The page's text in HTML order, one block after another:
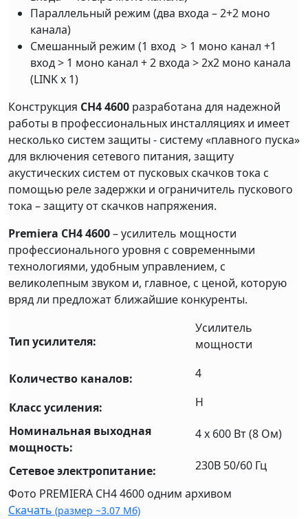
Параллельный режим (два входа – 2+2 моно
канала)
Смешанный режим (1 вход > 1 моно канал +1
вход > 1 моно канал + 2 входа > 2х2 моно канала
(LINK х 1)
Конструкция CH4 4600 разработана для надежной
работы в профессиональных инсталляциях и имеет
несколько систем защиты - систему «плавного пуска»
для включения сетевого питания, защиту
акустических систем от пусковых скачков тока с
помощью реле задержки и ограничитель пускового
тока – защиту от скачков напряжения.
Premiera CH4 4600– усилитель мощности
профессионального уровня с современными
технологиями, удобным управлением, с
великолепным звуком и, главное, с ценой, которую
вряд ли предложат ближайшие конкуренты.
Тип усилителя:
Усилитель
мощности
Количество каналов: 4
Класс усиления:
H
Номинальная выходная
мощность:
4 x 600 Вт (8 Ом)
Сетевое электропитание:
230В 50/60 Гц
Фото PREMIERA CH4 4600 одним архивом
Скачать (размер ~3.07 Мб)